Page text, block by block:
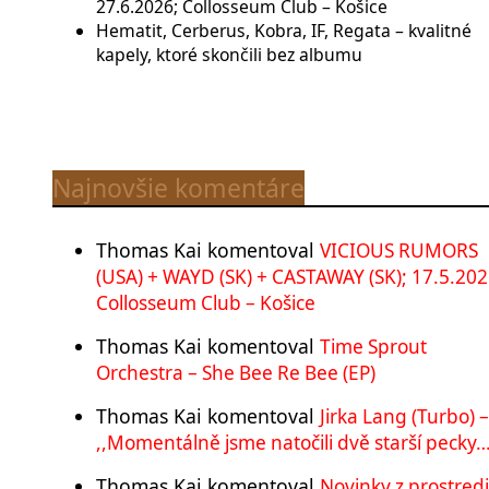
27.6.2026; Collosseum Club – Košice
Hematit, Cerberus, Kobra, IF, Regata – kvalitné
kapely, ktoré skončili bez albumu
Najnovšie komentáre
Thomas Kai komentoval VICIOUS RUMORS
(USA) + WAYD (SK) + CASTAWAY (SK);
Collosseum Club – Košice
Thomas Kai komentoval Time Sprout
Orchestra – She Bee Re Bee (EP)
Thomas Kai komentoval Jirka Lang (Turbo) –
,,Momentálně jsme natočili dvě starší